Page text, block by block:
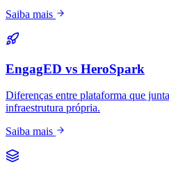
Saiba mais
EngagED vs HeroSpark
Diferenças entre plataforma que
infraestrutura própria.
Saiba mais